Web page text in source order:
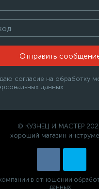
Отправить
согласие на обработку
данных
© КУЗНЕЦ И МАСТЕР
хороший магазин
в отношении
данных